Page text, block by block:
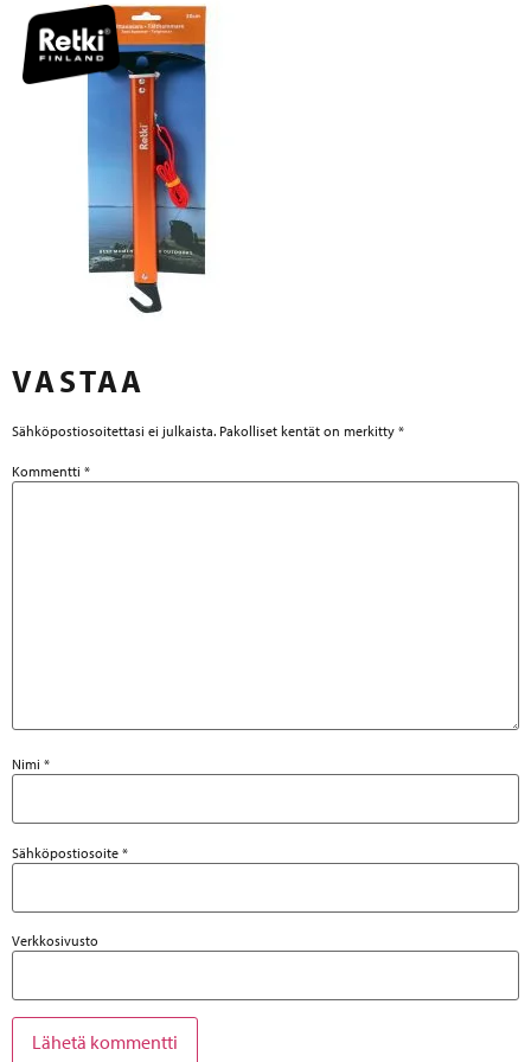
VASTAA
Sähköpostiosoitettasi ei julkaista. Pakolliset kentät on merkitty *
Kommentti *
Nimi *
Sähköpostiosoite *
Verkkosivusto